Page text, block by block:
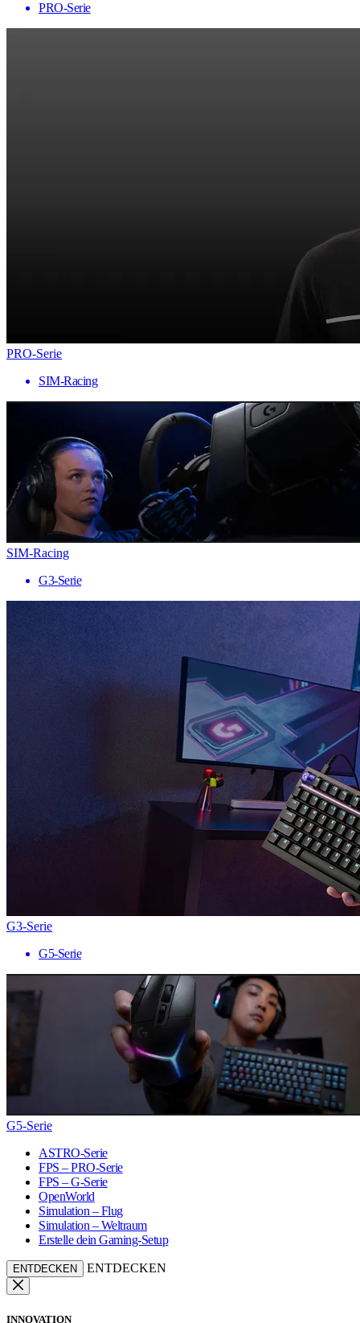
PRO-Serie
PRO-Serie
SIM-Racing
SIM-Racing
G3-Serie
G3-Serie
G5-Serie
G5-Serie
ASTRO-Serie
FPS – PRO-Serie
FPS – G-Serie
OpenWorld
Simulation – Flug
Simulation – Weltraum
Erstelle dein Gaming-Setup
ENTDECKEN ENTDECKEN
INNOVATION